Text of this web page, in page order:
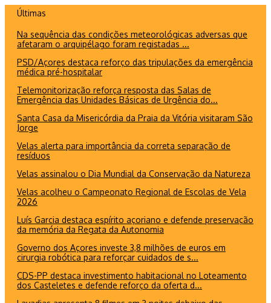
conteúdo
Últimas
Na sequência das condições meteorológicas adversas que
afetaram o arquipélago foram registadas ...
PSD/Açores destaca reforço das tripulações da emergência
médica pré-hospitalar
Telemonitorização reforça resposta das Salas de
Emergência das Unidades Básicas de Urgência do...
Santa Casa da Misericórdia da Praia da Vitória visitaram São
Jorge
Velas alerta para importância da correta separação de
resíduos
Velas assinalou o Dia Mundial da Conservação da Natureza
Velas acolheu o Campeonato Regional de Escolas de Vela
2026
Luís Garcia destaca espírito açoriano e defende preservação
da memória da Regata da Autonomia
Governo dos Açores investe 3,8 milhões de euros em
cirurgia robótica para reforçar cuidados de s...
CDS-PP destaca investimento habitacional no Loteamento
dos Casteletes e defende reforço da oferta d...